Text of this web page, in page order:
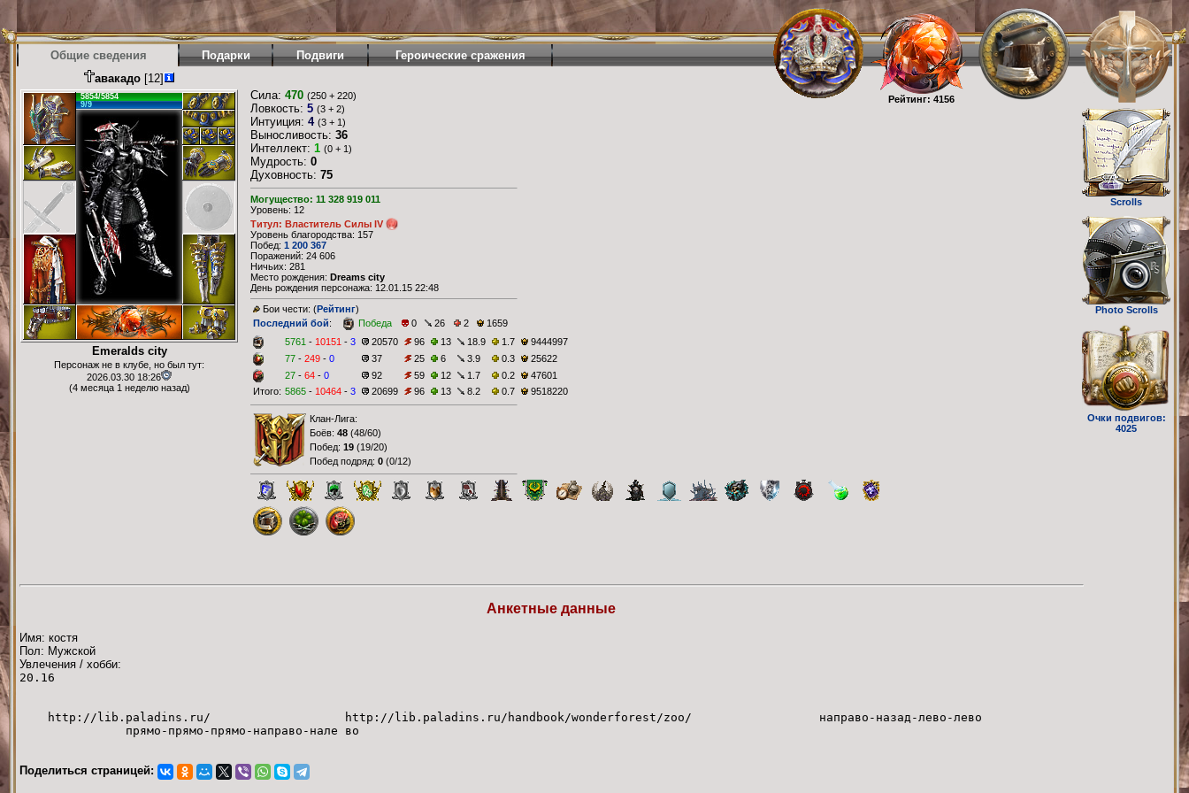
Рейтинг: 4156
Scrolls
Photo Scrolls
Очки подвигов:
4025
Общие сведения Подарки Подвиги
Героические сражения
авакадо [12]
5854/5854
9/9
Emeralds city
Персонаж не в клубе, но был тут:
2026.03.30 18:26
(4 месяца 1 неделю назад)
Сила: 470 (250 + 220)
Ловкость: 5 (3 + 2)
Интуиция: 4 (3 + 1)
Выносливость: 36
Интеллект: 1 (0 + 1)
Мудрость: 0
Духовность: 75
Могущество: 11 328 919 011
Уровень: 12
Титул: Властитель Силы IV
Уровень благородства: 157
Побед: 1 200 367
Поражений: 24 606
Ничьих: 281
Место рождения: Dreams city
День рождения персонажа: 12.01.15 22:48
Бои чести: (Рейтинг)
Последний бой: Победа 0 26 2
1659
5761 - 10151 - 3 20570 96 13 18.9 1.7
9444997
77 - 249 - 0 37 25 6 3.9 0.3
25622
27 - 64 - 0 92 59 12 1.7 0.2
47601
Итого: 5865 - 10464 - 3 20699 96 13 8.2 0.7 9518220
Клан-Лига:
Боёв: 48 (48/60)
Побед: 19 (19/20)
Побед подряд: 0 (0/12)
Анкетные данные
Имя: костя
Пол: Мужской
Увлечения / хобби:
20.16
http://lib.paladins.ru/ http://lib.paladins.ru/handbook/wonderforest/zoo/ направо-назад-лево-лево
прямо-прямо-прямо-направо-нале во
Поделиться страницей: